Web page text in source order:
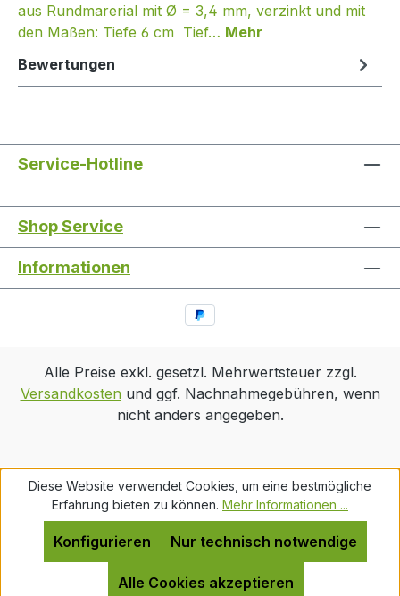
aus Rundmarerial mit Ø = 3,4 mm, verzinkt und mit
den Maßen: Tiefe 6 cm Tief… Mehr
Bewertungen
Service-Hotline
Shop Service
Informationen
Alle Preise exkl. gesetzl. Mehrwertsteuer zzgl.
Versandkostenund ggf. Nachnahmegebühren, wenn
nicht anders angegeben.
Diese Website verwendet Cookies, um eine bestmögliche
Erfahrung bieten zu können. Mehr Informationen ...
Nur technisch notwendige
Konfigurieren
Alle Cookies akzeptieren